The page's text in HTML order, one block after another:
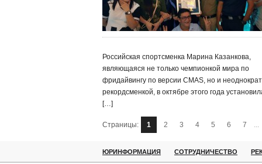
Российская спортсменка Марина Казанкова,
являющаяся не только чемпионкой мира по
фридайвингу по версии CMAS, но и
рекордсменкой, в октябре этого года
[…]
Страницы: 1 2 3 4 5 6 7 ...
ЮРИНФОРМАЦИЯ СОТРУДНИЧЕСТВО